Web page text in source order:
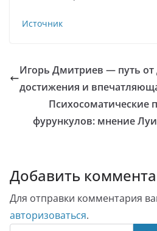
Источник
Игорь Дмитриев — путь от
достижения и
Психосоматические
фурункулов: мнение
Добавить
Для отправки комментария
авторизоваться.